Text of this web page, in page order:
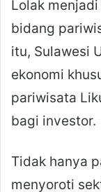
Lolak
bidang
itu, Sulawesi
ekonomi
pariwisata
bagi investor.
Tidak hanya
menyoroti